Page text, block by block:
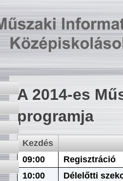
A 2014-es
programja
Kezdés
09:00
Regisztráció
10:00
Délelőtti